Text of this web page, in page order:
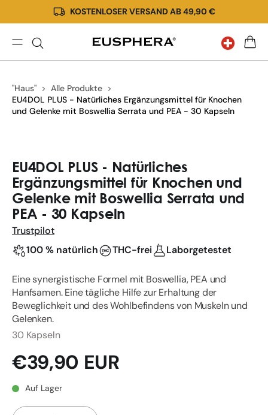
zum
Inhalt
KOSTENLOSER VERSAND AB 49,90 €
"Haus"
Alle Produkte
EU4DOL PLUS - Natürliches Ergänzungsmittel für Knochen
und Gelenke mit Boswellia Serrata und PEA - 30 Kapseln
Produktinformationen
springen
EU4DOL PLUS - Natürliches
Ergänzungsmittel für Knochen und
Gelenke mit Boswellia Serrata und
PEA - 30 Kapseln
Trustpilot
100 % natürlich
THC-frei Laborgetestet
Eine synergistische Formel mit Boswellia, PEA und
Hanfsamen. Eine tägliche Hilfe zur Erhaltung der
Beweglichkeit und des Wohlbefindens von Muskeln und
Gelenken.
30 Kapseln
Normaler
Preis
€39,90 EUR
Auf Lager